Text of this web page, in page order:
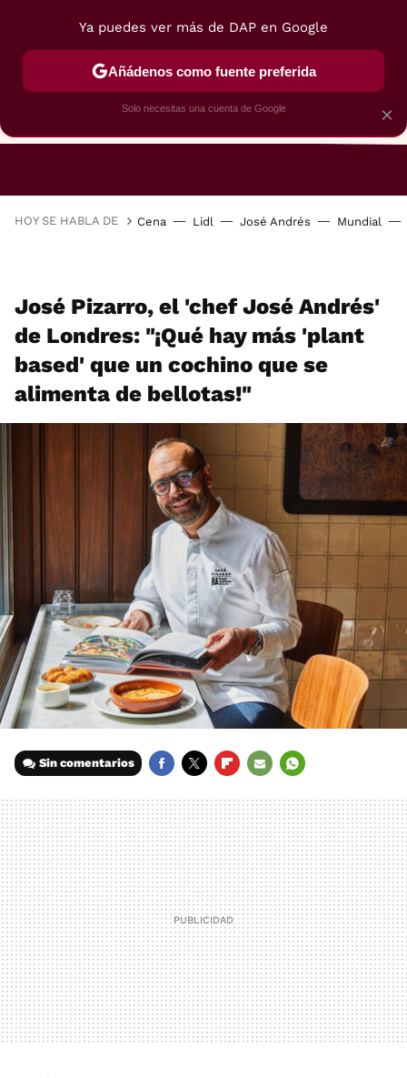
RESTAURANTES GASTROGUÍA
HOY SE HABLA DE Cena Lidl José Andrés Mundial
José Pizarro, el 'chef José Andrés'
de Londres: "¡Qué hay más 'plant
based' que un cochino que se
alimenta de bellotas!"
Sin comentarios
MAIL
×
Ya puedes ver más de DAP en Google
Añádenos como fuente preferida
Solo necesitas una cuenta de Google